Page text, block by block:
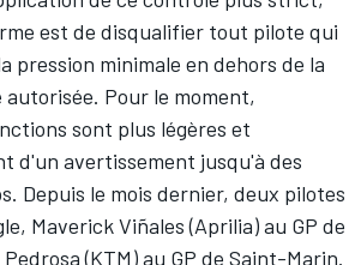
est de disqualifier tout pilote qui
pression minimale en dehors de la
Pour le moment,
sont plus légères et
d'un avertissement jusqu'à des
Depuis le mois dernier, deux pilotes
Maverick Viñales(Aprilia) au GP de
Pedrosa(KTM) au GP de Saint-Marin.